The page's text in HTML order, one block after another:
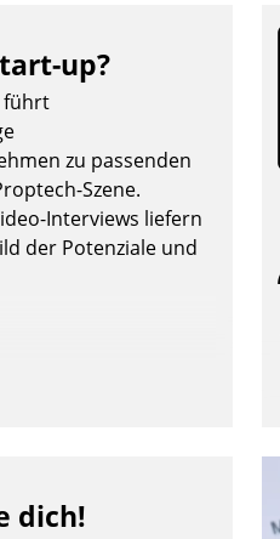
up?
führt
zu passenden
Szene.
Interviews liefern
der Potenziale und
dich!